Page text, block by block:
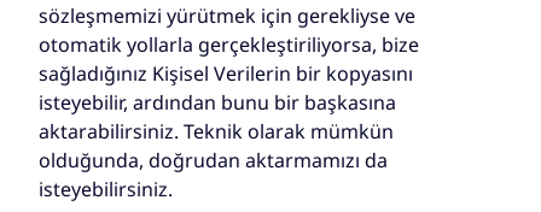
sözleşmemizi yürütmek için gerekliyse ve
otomatik yollarla gerçekleştiriliyorsa, bize
sağladığınız Kişisel Verilerin bir kopyasını
isteyebilir, ardından bunu bir başkasına
aktarabilirsiniz. Teknik olarak mümkün
olduğunda, doğrudan aktarmamızı da
isteyebilirsiniz.